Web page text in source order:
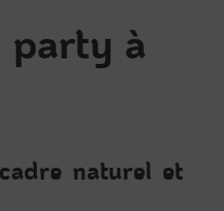
party à
naturel et